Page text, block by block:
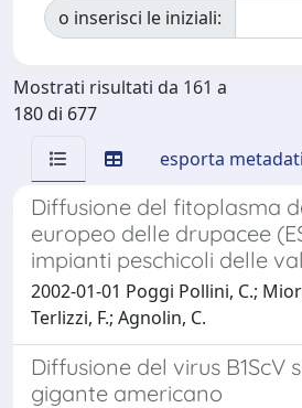
o inserisci le iniziali:
Mostrati risultati da 161 a
180 di 677
esporta metadati
Diffusione del fitoplasma
europeo delle drupacee
impianti peschicoli delle
2002-01-01 Poggi Pollini, C.;
Terlizzi, F.; Agnolin, C.
Diffusione del virus B1ScV
gigante americano